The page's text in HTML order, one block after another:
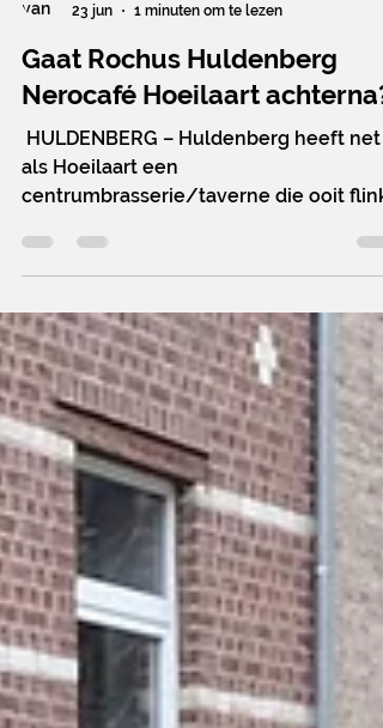
Michel Van Mullem
23 jun
1 minuten om te lezen
Gaat Rochus Huldenberg
Nerocafé Hoeilaart achterna?
als Hoeilaart een
centrumbrasserie/taverne die ooit flink
want geen mens wil het terug open
doen. Taverne Rochus lanceert
zodoende op zijn beurt een oproep voor
een tijdelijke concessie voor de
van een pop-up zomerbar in taverne
Rochus, centraal gelegen op het
Gemeenteplein. Kandidaten kunnen
aanmelden tot en met maandag 6 juli
2026 om 12:00u. Met deze tijdelijke
invulling wil de geme